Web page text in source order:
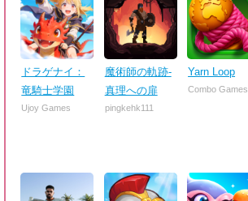
ドラゲナイ：
竜騎士学園
Ujoy Games
魔術師の軌跡-
真理への扉
pingkehk111
Yarn Loop
Combo Games